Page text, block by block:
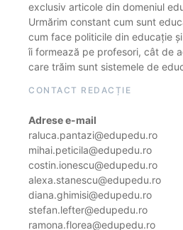
exclusiv articole din domeniul
Urmărim constant cum sunt
cum face politicile din educație
îi formează pe profesori, cât de
care trăim sunt sistemele de
CONTACT REDACȚIE
Adrese e-mail
raluca.pantazi@edupedu.ro
mihai.peticila@edupedu.ro
costin.ionescu@edupedu.ro
alexa.stanescu@edupedu.ro
diana.ghimisi@edupedu.ro
stefan.lefter@edupedu.ro
ramona.florea@edupedu.ro